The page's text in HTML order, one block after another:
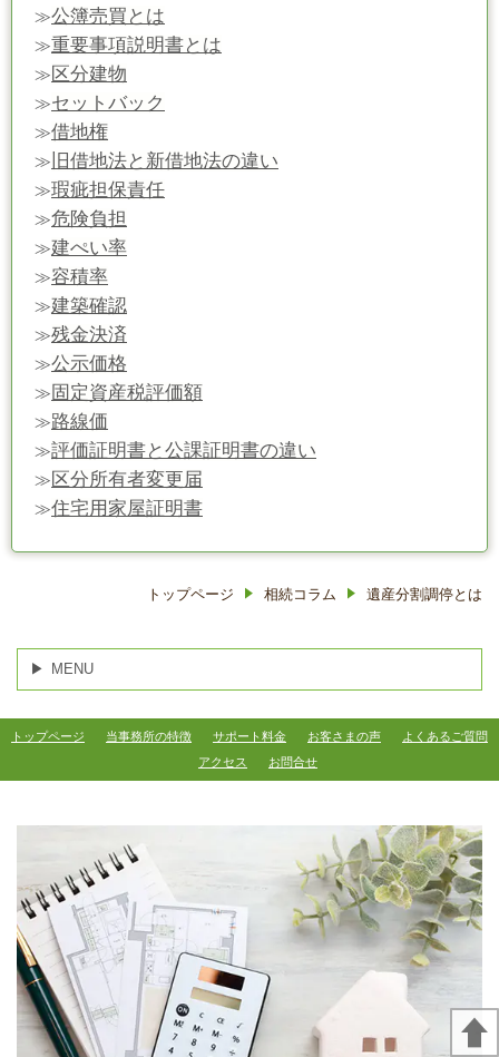
≫公簿売買とは
≫重要事項説明書とは
≫区分建物
≫セットバック
≫借地権
≫ 旧借地法と新借地法の違い
≫瑕疵担保責任
≫危険負担
≫建ぺい率
≫容積率
≫建築確認
≫残金決済
≫公示価格
≫固定資産税評価額
≫路線価
≫評価証明書と公課証明書の違い
≫区分所有者変更届
≫住宅用家屋証明書
トップページ 相続コラム 遺産分割調停とは
MENU
トップページ 当事務所の特徴 サポート料金 お客さまの声
よくあるご質問
アクセス
お問合せ